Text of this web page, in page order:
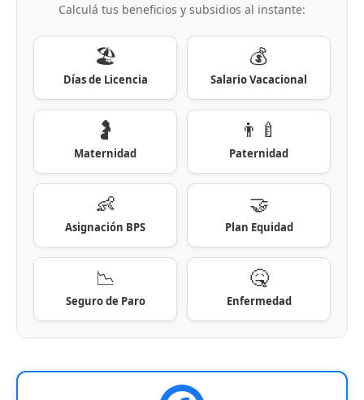
Calculá tus beneficios y subsidios al instante:
🏖️
Días de Licencia
💰
Salario Vacacional
🤰
Maternidad
👨‍🍼
Paternidad
👶
Asignación BPS
🤝
Plan Equidad
📉
Seguro de Paro
🤒
Enfermedad